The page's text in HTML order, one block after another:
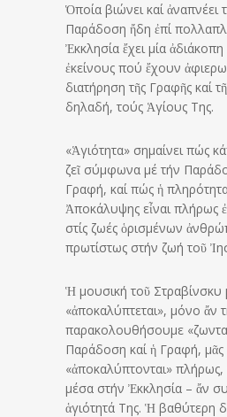
Ὁποία βιώνει καί ἀναπνέει
Παράδοση ἤδη ἐπί
Ἐκκλησία ἔχει μία
ἐκείνους πού ἔχουν
διατήρηση τῆς Γραφῆς καί
δηλαδή, τούς Ἁγίους Της.
«Ἁγιότητα» σημαίνει πώς
ζεῖ σύμφωνα μέ τήν
Γραφή, καί πώς ἡ
Ἀποκάλυψης εἶναι πλήρως
στίς ζωές ὁρισμένων
πρωτίστως στήν ζωή τοῦ
Ἡ μουσική τοῦ Στραβίνσκυ
«ἀποκαλύπτεται», μόνο ἄν
παρακολουθήσουμε
Παράδοση καί ἡ Γραφή, μᾶς
«ἀποκαλύπτονται»
μέσα στήν Ἐκκλησία – ἄν
ἁγιότητά Της. Ἡ βαθύτερη